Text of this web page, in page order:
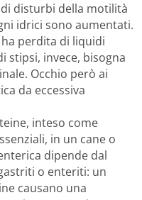
disturbi della motilità
idrici sono aumentati.
perdita di liquidi
stipsi, invece, bisogna
Occhio però ai
da eccessiva
inteso come
in un cane o
dipende dal
o enteriti: un
causano una